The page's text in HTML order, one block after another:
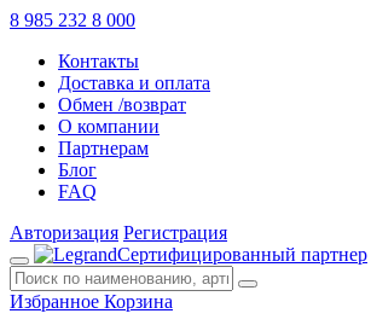
8 985 232 8 000
Контакты
Доставка и оплата
Обмен /возврат
О компании
Партнерам
Блог
FAQ
Авторизация Регистрация
Сертифицированный партнер
Избранное Корзина